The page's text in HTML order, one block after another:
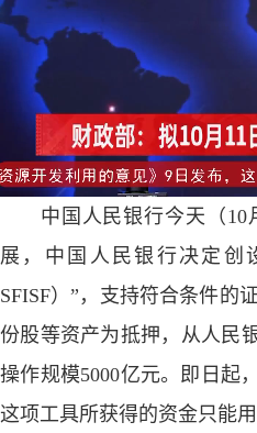
中国人民银行今天（
展，中国人民银行决定创
SFISF）”，支持符合条件的
份股等资产为抵押，从人民
操作规模5000亿元。即日起
这项工具所获得的资金只能